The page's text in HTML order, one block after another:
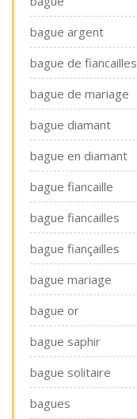
bague argent
bague de fiancailles
bague de mariage
bague diamant
bague en diamant
bague fiancaille
bague fiancailles
bague fiançailles
bague mariage
bague or
bague saphir
bague solitaire
bagues